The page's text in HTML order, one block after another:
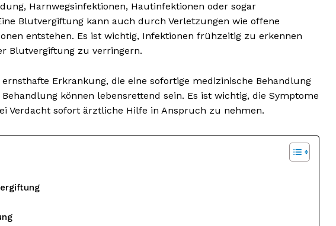
Harnwegsinfektionen, Hautinfektionen oder sogar
Blutvergiftung kann auch durch Verletzungen wie offene
entstehen. Es ist wichtig, Infektionen frühzeitig zu erkennen
Blutvergiftung zu verringern.
Erkrankung, die eine sofortige medizinische Behandlung
können lebensrettend sein. Es ist wichtig, die Symptome
Verdacht sofort ärztliche Hilfe in Anspruch zu nehmen.